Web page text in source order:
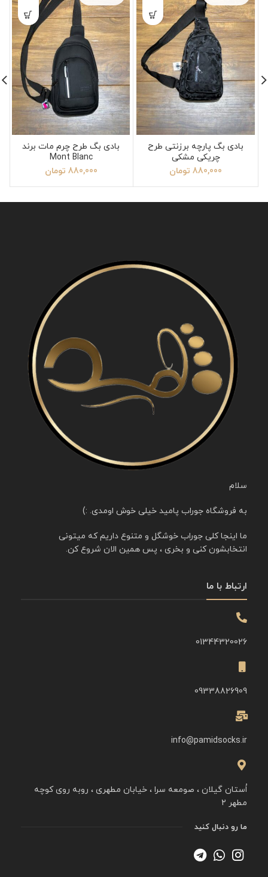
بادی بگ پارچه برزنتی طرح
چریکی مشکی
880,000 تومان
بادی بگ طرح چرم مات برند
Mont Blanc
880,000 تومان
سلام
به فروشگاه جوراب پامید خیلی خوش اومدی. :)
ما اینجا کلی جوراب خوشگل و متنوع داریم که میتونی
انتخابشون کنی و بخری ، پس همین الان شروع کن.
ارتباط با ما
01344320026
09338826909
info@pamidsocks.ir
اُستان گیلان ، صومعه سرا ، خیابان مطهری ، روبه روی کوچه
مطهر ۲
ما رو دنبال کنید